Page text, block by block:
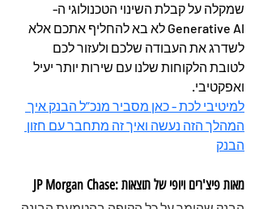
שמקלה על קבלת השינוי הטכנולוגי ה-
Generative AI לא בא להחליף אתכם אלא
לשדרג את העבודה שלכם ולעזור לכם
לטובת הלקוחות שלנו עם שירות יותר יעיל
ואפקטיבי.
למיטיבי לכת - כאן מסביר מנכ”ל הבנק איך
המהלך הזה נעשה ואיך זה מתחבר עם חזון
הבנק
JP Morgan Chase: מאות פיצ'רים ויופי של תוצאות